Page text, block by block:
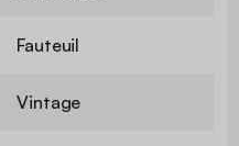
Fauteuil
Vintage